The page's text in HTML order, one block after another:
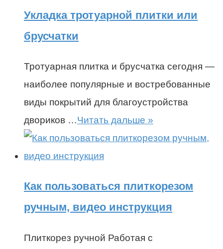
Укладка тротуарной плитки или
брусчатки
Тротуарная плитка и брусчатка сегодня —
наиболее популярные и востребованные
виды покрытий для благоустройства
двориков …Читать дальше »
Как пользоваться плиткорезом
ручным, видео инструкция
Плиткорез ручной Работая с